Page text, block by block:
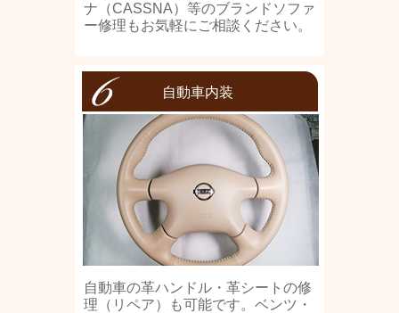
ナ（CASSNA）等のブランドソファ
ー修理もお気軽にご相談ください。
自動車内装
自動車の革ハンドル・革シートの修
理（リペア）も可能です。ベンツ・